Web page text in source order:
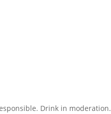
Drink in moderation.